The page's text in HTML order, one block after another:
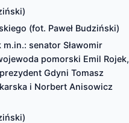
(fot. Paweł Budziński)
senator Sławomir
pomorski Emil Rojek,
Gdyni Tomasz
i Norbert Anisowicz